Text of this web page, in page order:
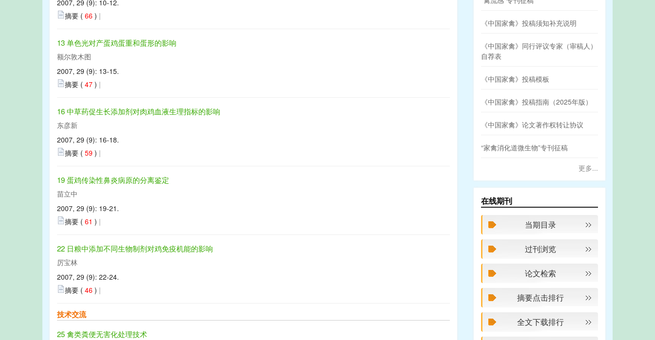
2007, 29 (9): 10-12.
摘要 ( 66 ) |
13 单色光对产蛋鸡蛋重和蛋形的影响
额尔敦木图
2007, 29 (9): 13-15.
摘要 ( 47 ) |
16 中草药促生长添加剂对肉鸡血液生理指标的影响
东彦新
2007, 29 (9): 16-18.
摘要 ( 59 ) |
19 蛋鸡传染性鼻炎病原的分离鉴定
苗立中
2007, 29 (9): 19-21.
摘要 ( 61 ) |
22 日粮中添加不同生物制剂对鸡免疫机能的影响
厉宝林
2007, 29 (9): 22-24.
摘要 ( 46 ) |
技术交流
25 禽类粪便无害化处理技术
《中国家禽》投稿须知补充说明
《中国家禽》同行评议专家（审稿人）
自荐表
《中国家禽》投稿模板
《中国家禽》投稿指南（2025年版）
《中国家禽》论文著作权转让协议
“家禽消化道微生物”专刊征稿
更多...
在线期刊
当期目录
过刊浏览
论文检索
摘要点击排行
全文下载排行